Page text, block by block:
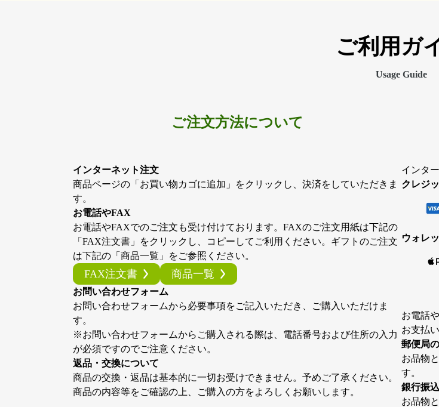
ご利用ガ
Usage Guide
ご注文方法について
インターネット注文
商品ページの「お買い物カゴに追加」をクリックし、決済をしていただきま
す。
お電話やFAX
お電話やFAXでのご注文も受け付けております。FAXのご注文用紙は下記の
「FAX注文書」をクリックし、コピーしてご利用ください。ギフトのご注文
は下記の「商品一覧」をご参照ください。
FAX注文書 商品一覧
お問い合わせフォーム
お問い合わせフォームから必要事項をご記入いただき、ご購入いただけま
す。
※お問い合わせフォームからご購入される際は、電話番号および住所の入力
が必須ですのでご注意ください。
返品・交換について
商品の交換・返品は基本的に一切お受けできません。予めご了承ください。
商品の内容等をご確認の上、ご購入の方をよろしくお願いします。
インタ
クレジ
ウォレ
お電話
お支払
郵便局
お品物
す。
銀行振込
お品物